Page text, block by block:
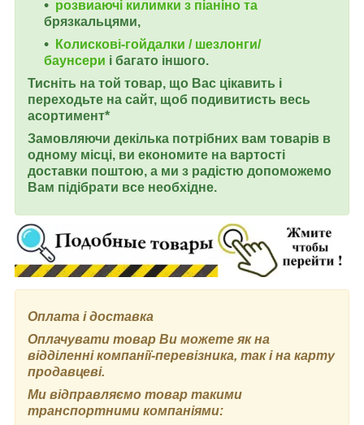
розвиаючі килимки з піаніно та
брязкальцями,
Колискові-гойдалки / шезлонги/
баунсери і багато іншого.
Тисніть на той товар, що Вас цікавить і
переходьте на сайт, щоб подивитисть весь
асортимент*
Замовляючи декілька потрібних вам товарів в
одному місці, ви економите на вартості
доставки поштою, а ми з радістю допоможемо
Вам підібрати все необхідне.
Оплата і доставка
Оплачувати товар Ви можете як на
відділенні компанії-перевізника, так і на карту
продавцеві.
Ми відправляємо товар такими
транспортними компаніями: